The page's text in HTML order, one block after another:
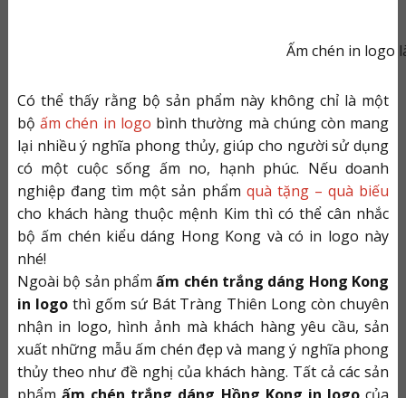
Ấm chén in logo
Có thể thấy rằng bộ sản phẩm này không chỉ là một
bộấm chén in logo bình thường mà chúng còn mang
lại nhiều ý nghĩa phong thủy, giúp cho người sử dụng
có một cuộc sống ấm no, hạnh phúc. Nếu doanh
nghiệp đang tìm một sản phẩm quà tặng – quà biếu
cho khách hàng thuộc mệnh Kim thì có thể cân nhắc
bộ ấm chén kiểu dáng Hong Kong và có in logo này
nhé!
Ngoài bộ sản phẩmấm chén trắng dáng Hong Kong
in logothì gốm sứ Bát Tràng Thiên Long còn chuyên
nhận in logo, hình ảnh mà khách hàng yêu cầu, sản
xuất những mẫu ấm chén đẹp và mang ý nghĩa phong
thủy theo như đề nghị của khách hàng. Tất cả các sản
phẩm ấm chén trắng dáng Hồng Kong in logocủa